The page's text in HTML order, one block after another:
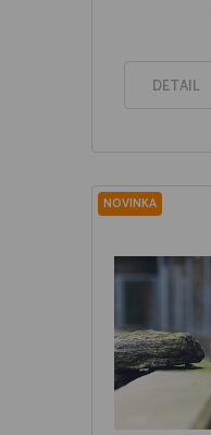
DETAIL
NOVINKA